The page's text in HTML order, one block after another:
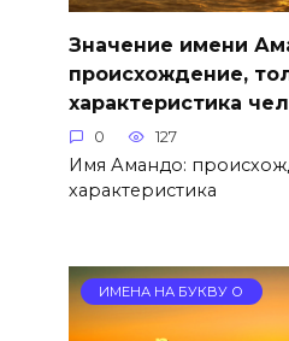
Значение имени
происхождение,
характеристика
0 127
Имя Амандо:
характеристика
ИМЕНА НА БУКВУ О